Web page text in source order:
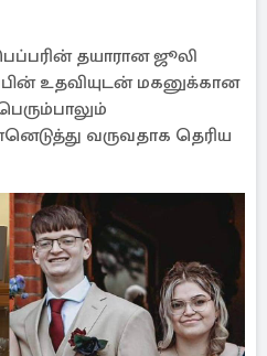
தயாரான ஜூலி
உதவியுடன் மகனுக்கான
வருவதாக தெரிய